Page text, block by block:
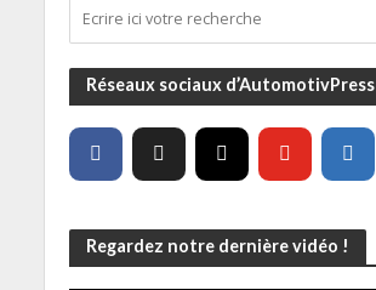
Réseaux sociaux d’AutomotivPress
Regardez notre dernière vidéo !